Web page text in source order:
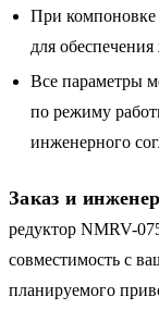
При компоновке
для
Все параметры
по режиму
инженерного
Заказ и
редуктор NMRV-
совместимость с
планируемого